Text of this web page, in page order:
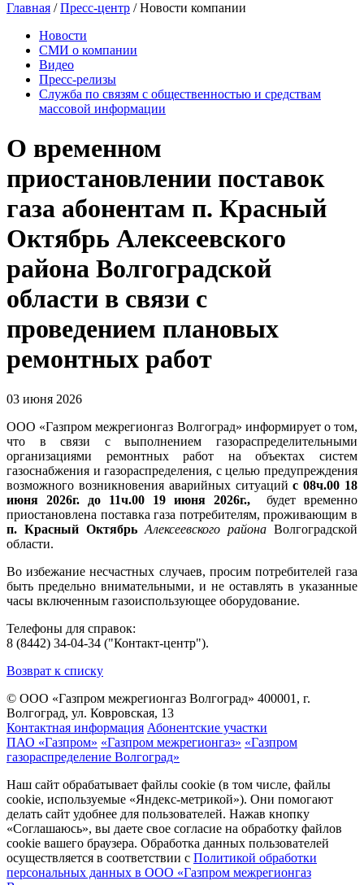
Главная /Пресс-центр / Новости компании
Новости
СМИ о компании
Видео
Пресс-релизы
Служба по связям с общественностью и средствам
массовой информации
О временном
приостановлении поставок
газа абонентам п. Красный
Октябрь Алексеевского
района Волгоградской
области в связи с
проведением плановых
ремонтных работ
03 июня 2026
ООО «Газпром межрегионгаз Волгоград» информирует о том,
что в связи с выполнением газораспределительными
организациями ремонтных работ на объектах систем
газоснабжения и газораспределения, с целью предупреждения
возможного возникновения аварийных ситуацийс 08ч.00 18
июня 2026г. до 11ч.00 19 июня 2026г., будет временно
приостановлена поставка газа потребителям, проживающим в
п. Красный Октябрь Алексеевского района Волгоградской
области.
Во избежание несчастных случаев, просим потребителей газа
быть предельно внимательными, и не оставлять в указанные
часы включенным газоиспользующее оборудование.
Телефоны для справок:
8 (8442) 34-04-34 ("Контакт-центр").
Возврат к списку
© ООО «Газпром межрегионгаз Волгоград» 400001, г.
Волгоград, ул. Ковровская, 13
Контактная информация Абонентские участки
ПАО «Газпром» «Газпром межрегионгаз» «Газпром
газораспределение Волгоград»
Наш сайт обрабатывает файлы cookie (в том числе, файлы
cookie, используемые «Яндекс-метрикой»). Они помогают
делать сайт удобнее для пользователей. Нажав кнопку
«Соглашаюсь», вы даете свое согласие на обработку файлов
cookie вашего браузера. Обработка данных пользователей
осуществляется в соответствии с Политикой обработки
персональных данных в ООО «Газпром межрегионгаз